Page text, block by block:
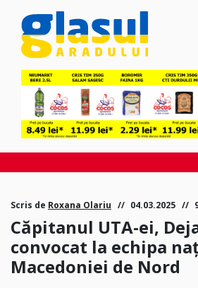
Scris de Roxana Olariu 04.03.2025
Căpitanul UTA-ei,
convocat la echipa
Macedoniei de Nord